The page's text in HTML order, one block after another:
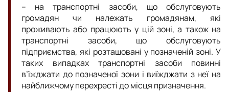
– на транспортні засоби, що обслуговують
громадян чи належать громадянам, які
проживають або працюють у цій зоні, а також на
транспортні засоби, що обслуговують
підприємства, які розташовані у позначеній зоні. У
таких випадках транспортні засоби повинні
в’їжджати до позначеної зони і виїжджати з неї на
найближчому перехресті до місця призначення.